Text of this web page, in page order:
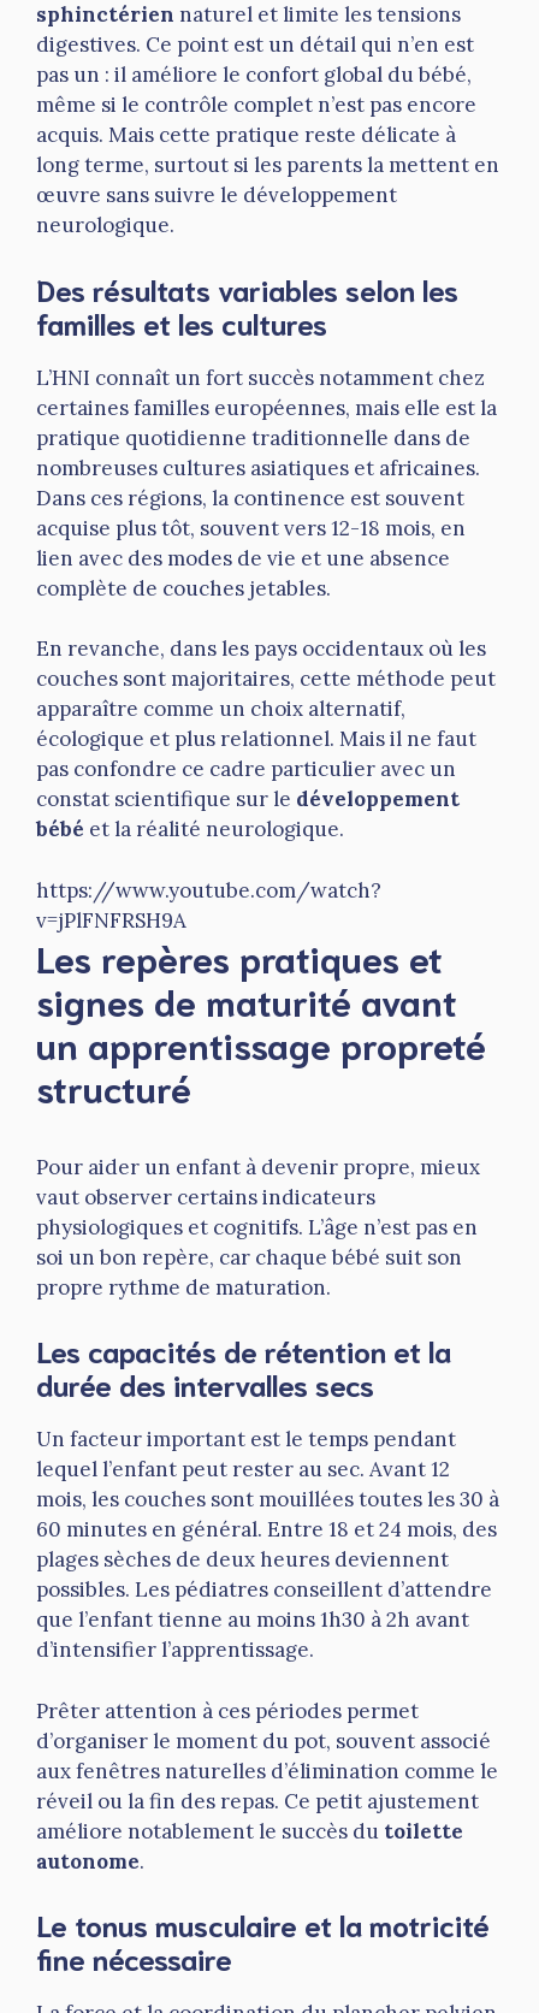
sphinctérien naturel et limite les tensions
digestives. Ce point est un détail qui n’en est
pas un : il améliore le confort global du bébé,
même si le contrôle complet n’est pas encore
acquis. Mais cette pratique reste délicate à
long terme, surtout si les parents la mettent en
œuvre sans suivre le développement
neurologique.
Des résultats variables selon les
familles et les cultures
L’HNI connaît un fort succès notamment chez
certaines familles européennes, mais elle est la
pratique quotidienne traditionnelle dans de
nombreuses cultures asiatiques et africaines.
Dans ces régions, la continence est souvent
acquise plus tôt, souvent vers 12-18 mois, en
lien avec des modes de vie et une absence
complète de couches jetables.
En revanche, dans les pays occidentaux où les
couches sont majoritaires, cette méthode peut
apparaître comme un choix alternatif,
écologique et plus relationnel. Mais il ne faut
pas confondre ce cadre particulier avec un
constat scientifique sur le développement
bébé et la réalité neurologique.
https://www.youtube.com/watch?
v=jPlFNFRSH9A
Les repères pratiques et
signes de maturité avant
un apprentissage propreté
structuré
Pour aider un enfant à devenir propre, mieux
vaut observer certains indicateurs
physiologiques et cognitifs. L’âge n’est pas en
soi un bon repère, car chaque bébé suit son
propre rythme de maturation.
Les capacités de rétention et la
durée des intervalles secs
Un facteur important est le temps pendant
lequel l’enfant peut rester au sec. Avant 12
mois, les couches sont mouillées toutes les 30 à
60 minutes en général. Entre 18 et 24 mois, des
plages sèches de deux heures deviennent
possibles. Les pédiatres conseillent d’attendre
que l’enfant tienne au moins 1h30 à 2h avant
d’intensifier l’apprentissage.
Prêter attention à ces périodes permet
d’organiser le moment du pot, souvent associé
aux fenêtres naturelles d’élimination comme le
réveil ou la fin des repas. Ce petit ajustement
améliore notablement le succès du toilette
autonome.
Le tonus musculaire et la motricité
fine nécessaire